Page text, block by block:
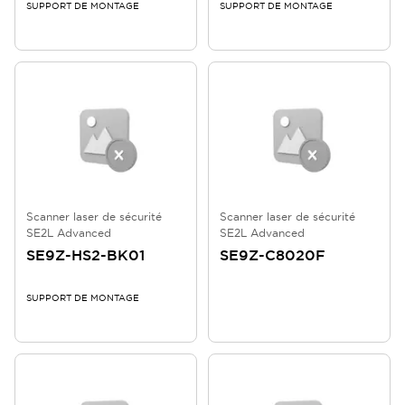
SUPPORT DE MONTAGE SUPPORT DE MONTAGE
Scanner laser de sécurité
SE2L Advanced
SE9Z-HS2-BK01
SUPPORT DE MONTAGE
Scanner laser de sécurité
SE2L Advanced
SE9Z-C8020F